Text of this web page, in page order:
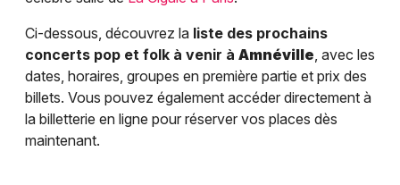
Ci-dessous, découvrez la liste des prochains
concerts pop et folk à venir à Amnéville, avec les
dates, horaires, groupes en première partie et prix des
billets. Vous pouvez également accéder directement à
la billetterie en ligne pour réserver vos places dès
maintenant.